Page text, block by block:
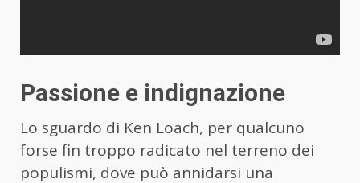
Passione e indignazione
Lo sguardo di Ken Loach, per qualcuno
forse fin troppo radicato nel terreno dei
populismi, dove può annidarsi una